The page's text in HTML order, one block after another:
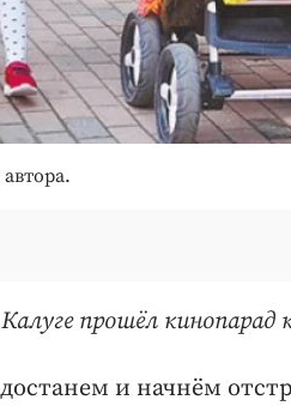
прошёл кинопарад
и начнём